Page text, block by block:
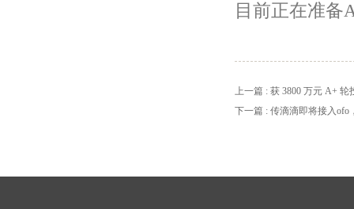
目前正在准备
上一篇 : 获 3800 万元 A+
通
下一篇 : 传滴滴即将接入